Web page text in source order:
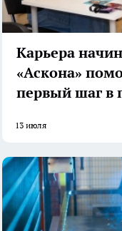
Карьера
«Аскона»
первый шаг в
13 июля